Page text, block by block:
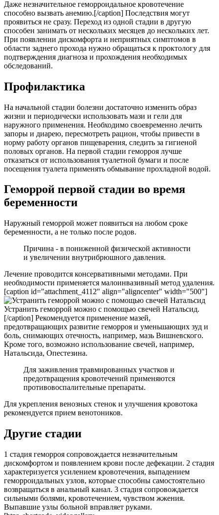
Даже незначительное геморроидальное кровотечение
способно вызвать анемию.[/caption] Последствия могут
проявиться не сразу. Переход из одной стадии в другую
способен занимать от нескольких месяцев до нескольких лет.
При появлении дискомфорта и неприятных симптомов в
области заднего прохода нужно обращаться к проктологу для
подтверждения диагноза и прохождения необходимых
обследований.
Профилактика
На начальной стадии болезни достаточно изменить образ
жизни и периодически использовать мази и гели для
наружного применения. Необходимо своевременно лечить
запоры и диарею, пересмотреть рацион, чтобы привести в
норму работу органов пищеварения, следить за гигиеной
половых органов. На первой стадии геморроя лучше
отказаться от использования туалетной бумаги и после
посещения туалета применять обмывание прохладной водой.
Геморрой первой стадии во время
беременности
Наружный геморрой может появиться на любом сроке
беременности, а не только после родов.
Причина - в пониженной физической активности
и увеличении внутрибрюшного давления.
Лечение проводится консервативными методами. При
необходимости применяется малоинвазивный метод удаления.
[caption id="attachment_4112" align="aligncenter" width="500"]
Устранить геморрой можно с помощью свечей Натальсид.
[/caption] Рекомендуется применение мазей,
предотвращающих развитие геморроя и уменьшающих зуд и
боль, снимающих отечность, например, мазь Вишневского.
Кроме того, возможно использование свечей, например,
Натальсида, Опестезина.
Для заживления травмированных участков и
предотвращения кровотечений применяются
противовоспалительные препараты.
Для укрепления венозных стенок и улучшения кровотока
рекомендуется прием венотоников.
Другие стадии
1 стадия геморроя сопровождается незначительным
дискомфортом и появлением крови после дефекации. 2 стадия
характеризуется усилением кровотечения, выпадением
геморроидальных узлов, которые способны самостоятельно
возвращаться в анальный канал. 3 стадия сопровождается
сильными болями, кровотечением, чувством жжения.
Выпавшие узлы больной вправляет руками.